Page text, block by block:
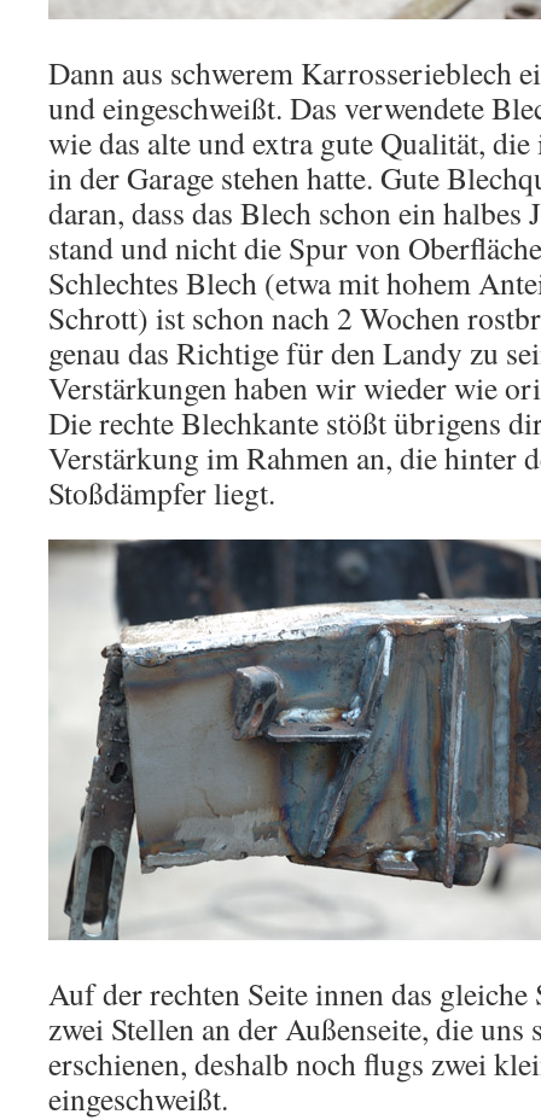
Dann aus schwerem Karrosserieblech
und eingeschweißt. Das verwendete
wie das alte und extra gute Qualität,
in der Garage stehen hatte. Gute
daran, dass das Blech schon ein halbes
stand und nicht die Spur von
Schlechtes Blech (etwa mit hohem
Schrott) ist schon nach 2 Wochen
genau das Richtige für den Landy zu
Verstärkungen haben wir wieder wie
Die rechte Blechkante stößt übrigens
Verstärkung im Rahmen an, die hinter
Stoßdämpfer liegt.
Auf der rechten Seite innen das gleiche
zwei Stellen an der Außenseite, die uns
erschienen, deshalb noch flugs zwei
eingeschweißt.